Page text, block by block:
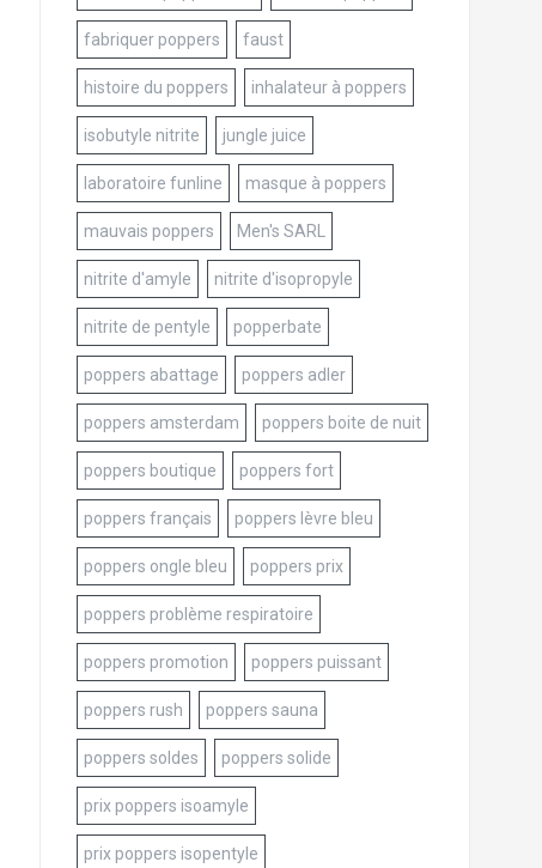
fabriquer poppers faust
histoire du poppers inhalateur à poppers
isobutyle nitrite jungle juice
laboratoire funline masque à poppers
mauvais poppers Men's SARL
nitrite d'amyle nitrite d'isopropyle
nitrite de pentyle popperbate
poppers abattage poppers adler
poppers amsterdam poppers boite de nuit
poppers boutique poppers fort
poppers français poppers lèvre bleu
poppers ongle bleu poppers prix
poppers problème respiratoire
poppers promotion poppers puissant
poppers rush poppers sauna
poppers soldes poppers solide
prix poppers isoamyle
prix poppers isopentyle